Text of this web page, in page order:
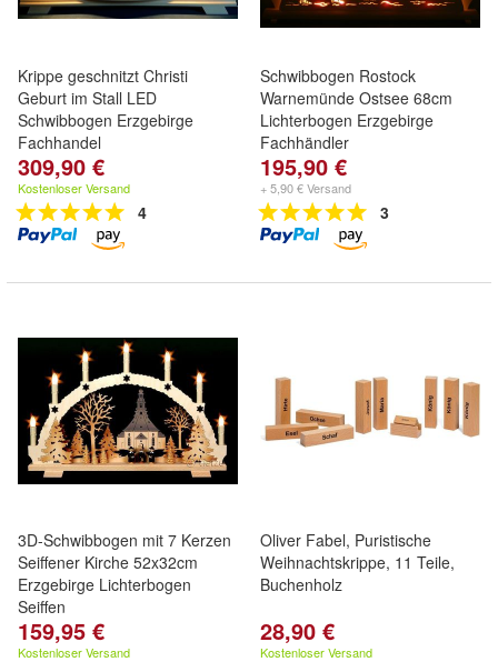
Krippe geschnitzt Christi
Geburt im Stall LED
Schwibbogen Erzgebirge
Fachhandel
309,90 €
Kostenloser Versand
4
Schwibbogen Rostock
Warnemünde Ostsee 68cm
Lichterbogen Erzgebirge
Fachhändler
195,90 €
+ 5,90 € Versand
3
3D-Schwibbogen mit 7 Kerzen
Seiffener Kirche 52x32cm
Erzgebirge Lichterbogen
Seiffen
159,95 €
Kostenloser Versand
Oliver Fabel, Puristische
Weihnachtskrippe, 11 Teile,
Buchenholz
28,90 €
Kostenloser Versand